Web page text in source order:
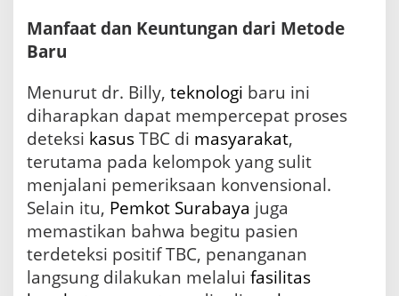
Manfaat dan Keuntungan dari Metode
Baru
Menurut dr. Billy, teknologi baru ini
diharapkan dapat mempercepat proses
deteksi kasusTBC di masyarakat,
terutama pada kelompok yang sulit
menjalani pemeriksaan konvensional.
Selain itu, Pemkot Surabaya juga
memastikan bahwa begitu pasien
terdeteksi positif TBC, penanganan
langsung dilakukan melalui fasilitas